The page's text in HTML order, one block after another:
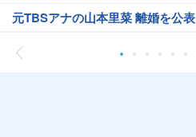
元TBSアナの山本里菜 離婚を公表